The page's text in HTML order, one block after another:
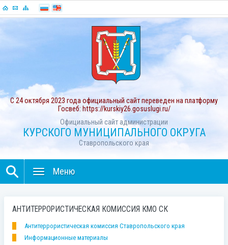
С 24 октября 2023 года официальный сайт переведен на платформу
Госвеб: https://kurskiy26.gosuslugi.ru/
Официальный сайт администрации
КУРСКОГО МУНИЦИПАЛЬНОГО ОКРУГА
Ставропольского края
Меню
АНТИТЕРРОРИСТИЧЕСКАЯ КОМИССИЯ КМО СК
Антитеррористическая комиссия Ставропольского края
Информационные материалы